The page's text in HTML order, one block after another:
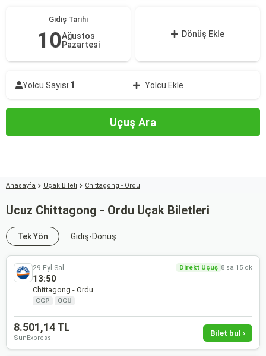
Gidiş Tarihi
10Ağustos
Pazartesi
Dönüş Ekle
Yolcu Sayısı:1 Yolcu Ekle
Uçuş Ara
Anasayfa Uçak Bileti Chittagong - Ordu
Ucuz Chittagong - Ordu Uçak Biletleri
Tek Yön Gidiş-Dönüş
29 Eyl Sal Direkt Uçuş 8 sa 15 dk
13:50
Chittagong - Ordu
CGP · OGU
8.501,14 TL
SunExpress
Bilet bul ›